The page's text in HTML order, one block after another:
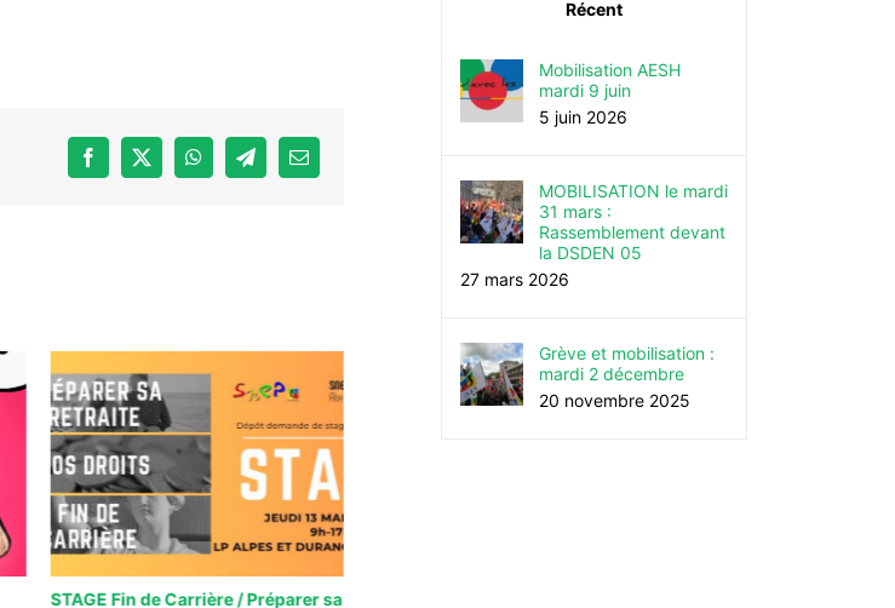
Facebook
X WhatsAppTelegramEmail
STAGE Fin de Carrière / Préparer sa
Récent
Mobilisation AESH
mardi 9 juin
5 juin 2026
MOBILISATION le mardi
31 mars :
Rassemblement devant
la DSDEN 05
27 mars 2026
Grève et mobilisation :
mardi 2 décembre
20 novembre 2025